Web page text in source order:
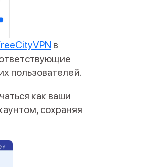
в
пользователей.
как ваши
сохраняя